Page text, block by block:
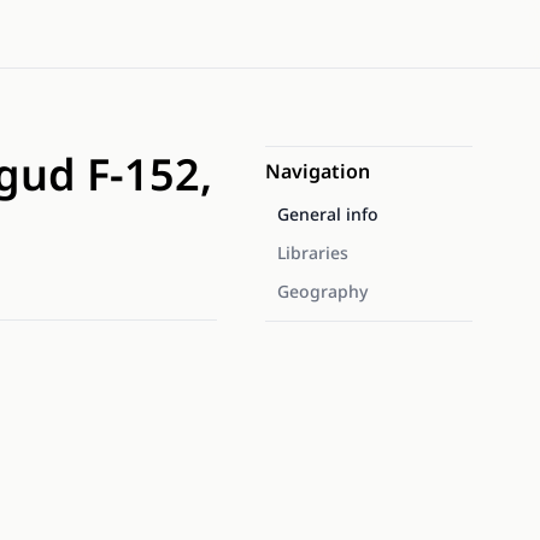
F-152, Navigation
General info
Libraries
Geography